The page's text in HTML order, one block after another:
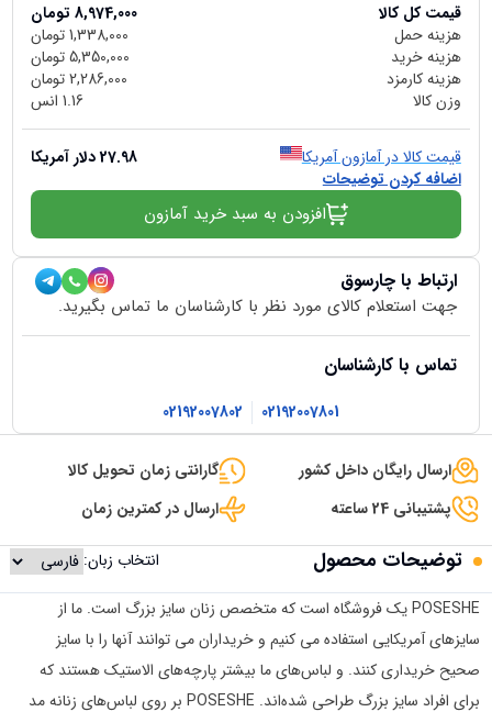
قیمت کل کالا 8,974,000 تومان
هزینه حمل
1,338,000تومان
هزینه خرید
5,350,000تومان
هزینه کارمزد
2,286,000تومان
وزن کالا
1.16 انس
قیمت کالا در آمازون آمریکا 27.98دلار آمریکا
اضافه کردن توضیحات
افزودن به سبد خرید آمازون
ارتباط با چارسوق
جهت استعلام کالای مورد نظر با کارشناسان ما تماس بگیرید.
تماس با کارشناسان
02192007801
02192007802
ارسال رایگان داخل کشور
گارانتی زمان تحویل کالا
پشتیبانی 24 ساعته
ارسال در کمترین زمان
توضیحات محصول
انتخاب زبان:
POSESHE یک فروشگاه است که متخصص زنان سایز بزرگ است. ما از
سایزهای آمریکایی استفاده می کنیم و خریداران می توانند آنها را با سایز
صحیح خریداری کنند. و لباس‌های ما بیشتر پارچه‌های الاستیک هستند که
برای افراد سایز بزرگ طراحی شده‌اند. POSESHE بر روی لباس‌های زنانه مد